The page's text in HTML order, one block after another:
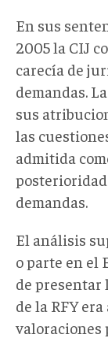
En sus
2005 la CIJ
carecía de
demandas.
sus
las
admitida
demandas.
El análisis
o parte en el
de presentar
de la RFY
valoraciones